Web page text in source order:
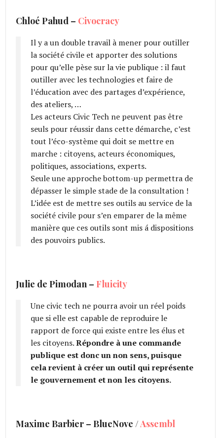
Chloé Pahud – Civocracy
Il y a un double travail à mener pour outiller
la société civile et apporter des solutions
pour qu’elle pèse sur la vie publique : il faut
outiller avec les technologies et faire de
l’éducation avec des partages d’expérience,
des ateliers, …
Les acteurs Civic Tech ne peuvent pas être
seuls pour réussir dans cette démarche, c’est
tout l’éco-système qui doit se mettre en
marche : citoyens, acteurs économiques,
politiques, associations, experts.
Seule une approche bottom-up permettra de
dépasser le simple stade de la consultation !
L’idée est de mettre ses outils au service de la
société civile pour s’en emparer de la même
manière que ces outils sont mis á dispositions
des pouvoirs publics.
Julie de Pimodan – Fluicity
Une civic tech ne pourra avoir un réel poids
que si elle est capable de reproduire le
rapport de force qui existe entre les élus et
les citoyens.Répondre à une commande
publique est donc un non sens, puisque
cela revient à créer un outil qui représente
le gouvernement et non les citoyens.
Maxime Barbier – BlueNove /Assembl